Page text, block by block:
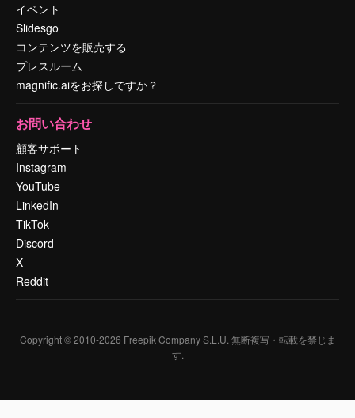
イベント
Slidesgo
コンテンツを販売する
プレスルーム
magnific.aiをお探しですか？
お問い合わせ
顧客サポート
Instagram
YouTube
LinkedIn
TikTok
Discord
X
Reddit
Copyright © 2010-2026 Freepik Company S.L.U. 無断複写・転載を禁じま
す.